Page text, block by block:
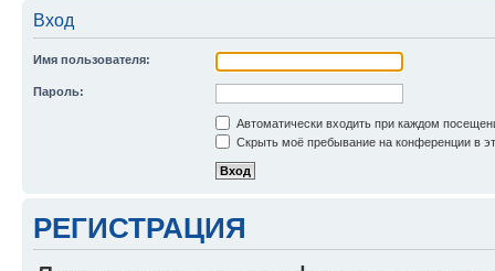
Вход
Имя пользователя:
Пароль:
Автоматически входить при каждом
Скрыть моё пребывание на конференции в
РЕГИСТРАЦИЯ